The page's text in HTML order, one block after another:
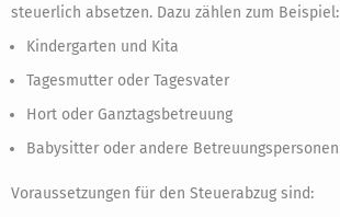
steuerlich absetzen. Dazu zählen zum Beispiel:
Kindergarten und Kita
Tagesmutter oder Tagesvater
Hort oder Ganztagsbetreuung
Babysitter oder andere Betreuungspersonen
Voraussetzungen für den Steuerabzug sind: